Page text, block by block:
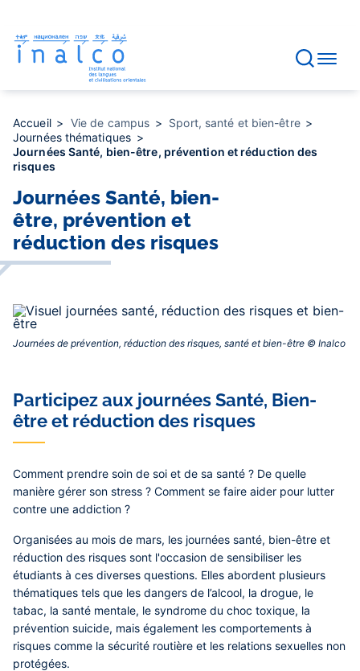
contenu
principal
Accueil Vie de campus
Sport, santé et bien-être
Journées thématiques
Journées Santé, bien-être, prévention et réduction des
risques
Journées Santé, bien-
être, prévention et
réduction des risques
Journées de prévention, réduction des risques, santé et bien-être © Inalco‎
Participez aux journées Santé, Bien-
être et réduction des risques
Comment prendre soin de soi et de sa santé ? De quelle
manière gérer son stress ? Comment se faire aider pour lutter
contre une addiction ?
Organisées au mois de mars, les journées santé, bien-être et
réduction des risques sont l'occasion de sensibiliser les
étudiants à ces diverses questions. Elles abordent plusieurs
thématiques tels que les dangers de l’alcool, la drogue, le
tabac, la santé mentale, le syndrome du choc toxique, la
prévention suicide, mais également les comportements à
risques comme la sécurité routière et les relations sexuelles non
protégées.